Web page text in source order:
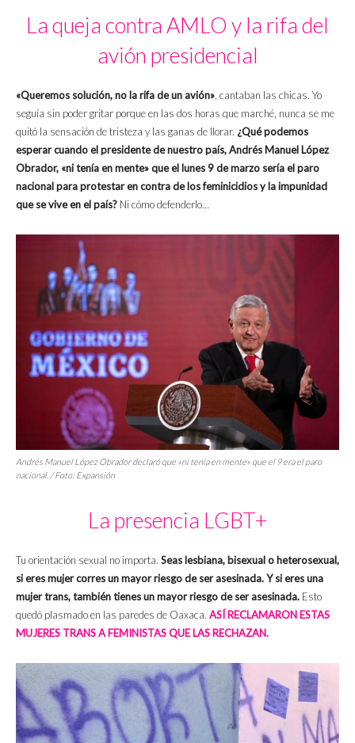
La queja contra AMLO y la rifa del
avión presidencial
«Queremos solución, no la rifa de un avión» , cantaban las chicas. Yo
seguía sin poder gritar porque en las dos horas que marché, nunca se me
quitó la sensación de tristeza y las ganas de llorar. ¿Qué podemos
esperar cuando el presidente de nuestro país, Andrés Manuel López
Obrador, «ni tenía en mente» que el lunes 9 de marzo sería el paro
nacional para protestar en contra de los feminicidios y la impunidad
que se vive en el país? Ni cómo defenderlo…
Andrés Manuel López Obrador declaró que «ni tenía en mente» que el 9 era el paro
nacional. / Foto: Expansión
La presencia LGBT+
Tu orientación sexual no importa. Seas lesbiana, bisexual o heterosexual,
si eres mujer corres un mayor riesgo de ser asesinada. Y si eres una
mujer trans, también tienes un mayor riesgo de ser asesinada. Esto
quedó plasmado en las paredes de Oaxaca. ASÍ RECLAMARON ESTAS
MUJERES TRANS A FEMINISTAS QUE LAS RECHAZAN.